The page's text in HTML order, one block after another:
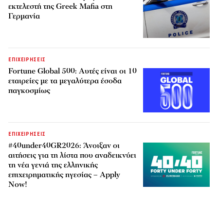
εκτελεστή της Greek Mafia στη
Γερμανία
ΕΠΙΧΕΙΡΗΣΕΙΣ
Fortune Global 500: Αυτές είναι οι 10
εταιρείες με τα μεγαλύτερα έσοδα
παγκοσμίως
ΕΠΙΧΕΙΡΗΣΕΙΣ
#40under40GR2026: Άνοιξαν οι
αιτήσεις για τη λίστα που αναδεικνύει
τη νέα γενιά της ελληνικής
επιχειρηματικής ηγεσίας – Apply
Now!